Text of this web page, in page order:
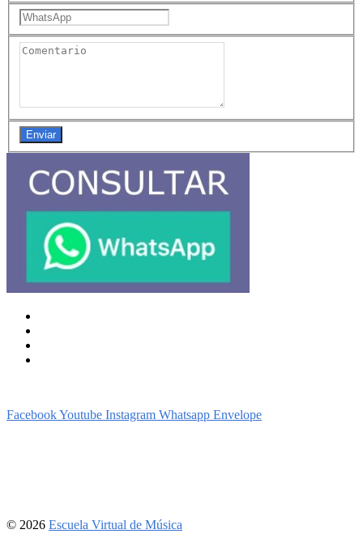
Enviar
FacebookYoutube Instagram Whatsapp Envelope
© 2026 Escuela Virtual de Música